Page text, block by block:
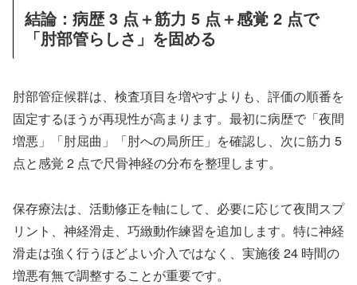
結論：病歴 3 点＋筋力 5 点＋感覚 2 点で
「肘部管らしさ」を固める
肘部管症候群は、検査項目を増やすよりも、評価の順番を
固定するほうが再現性が高まります。最初に病歴で「夜間
増悪」「肘屈曲」「肘への局所圧」を確認し、次に筋力 5
点と感覚 2 点で尺骨神経の分布を整理します。
保存療法は、活動修正を軸にして、必要に応じて夜間スプ
リント、神経滑走、巧緻動作練習を追加します。特に神経
滑走は強く行うほどよい介入ではなく、実施後 24 時間の
増悪有無で調整することが重要です。